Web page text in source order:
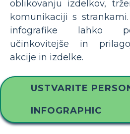
oblikovanju izdelkov,
komunikaciji s
infografike lahko
učinkovitejše in
akcije in izdelke.
USTVARITE
INFOGRAPHIC